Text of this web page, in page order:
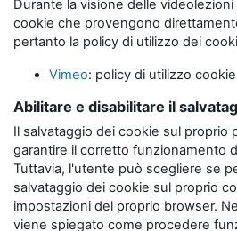
Durante la visione delle
cookie che provengono
pertanto la policy di utilizzo dei
Vimeo: policy di utilizzo
Abilitare e disabilitare il
Il salvataggio dei cookie sul proprio
garantire il corretto funzionamento
Tuttavia, l'utente può scegliere se
salvataggio dei cookie sul proprio
impostazioni del proprio browser.
viene spiegato come procedere